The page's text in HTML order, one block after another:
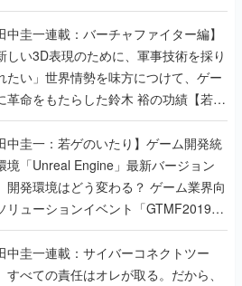
ゲのいたり最終回】
中圭一連載：バーチャファイター編】
しい3D表現のために、軍事技術を採り
たい」世界情勢を味方につけて、ゲー
革命をもたらした鈴木 裕の功績【若ゲ
たり】
中圭一：若ゲのいたり】ゲーム開発統
境「Unreal Engine」最新バージョン
開発環境はどう変わる？ ゲーム業界向
リューションイベント「GTMF2019」
って、より理解を深めよう【PR】
中圭一連載：サイバーコネクトツー
すべての責任はオレが取る。だから、